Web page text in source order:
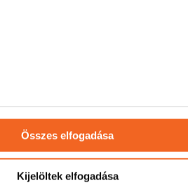
Összes elfogadása
Kijelöltek elfogadása
hogy mindig elérhesd a számodra
és szaktudásunk révén megtaláljuk a